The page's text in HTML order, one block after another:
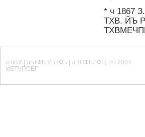
* ч 1867
ТХВ. ЙЪ
п оБУ | лБТФБ УБКФБ | лПОФБЛФЩ | © 2007
юЕТЧПОЕГ